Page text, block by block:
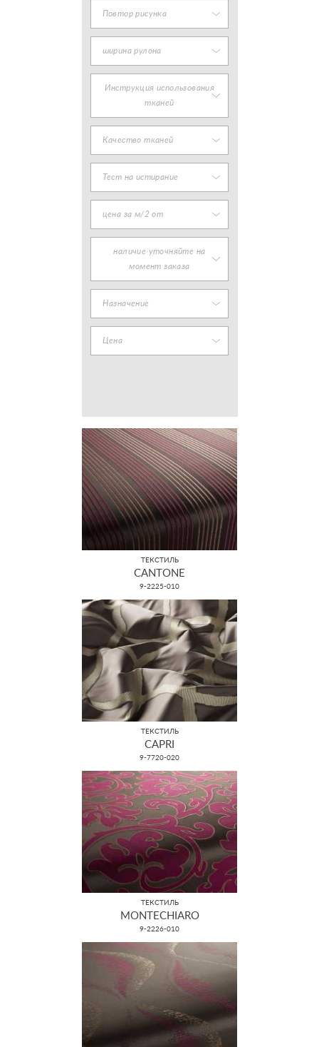
Повтор рисунка
ширина рулона
Инструкция использования
тканей
Качество тканей
Тест на истирание
цена за м/2 от
наличие уточняйте на
момент заказа
Назначение
Цена
ТЕКСТИЛЬ
CANTONE
9-2225-010
ТЕКСТИЛЬ
CAPRI
9-7720-020
ТЕКСТИЛЬ
MONTECHIARO
9-2226-010